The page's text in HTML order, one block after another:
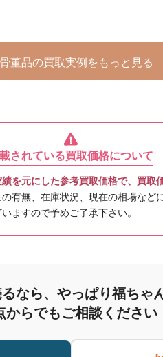
骨董品の買取実例をもっと見る
されている買取価格について
を元にした参考買取価格で、買取
有無、在庫状況、現在の相場など
ますので予めご了承下さい。
なら、やっぱり福ちゃ
からでもご相談ください